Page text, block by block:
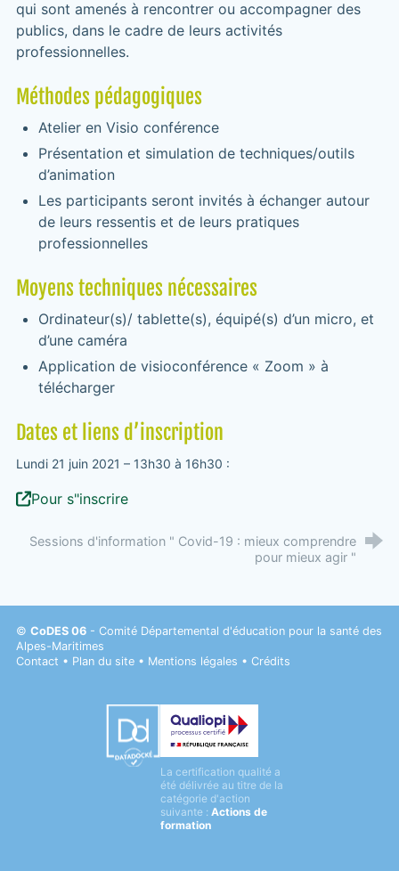
qui sont amenés à rencontrer ou accompagner des
publics, dans le cadre de leurs activités
professionnelles.
Méthodes pédagogiques
Atelier en Visio conférence
Présentation et simulation de techniques/outils
d’animation
Les participants seront invités à échanger autour
de leurs ressentis et de leurs pratiques
professionnelles
Moyens techniques nécessaires
Ordinateur(s)/ tablette(s), équipé(s) d’un micro, et
d’une caméra
Application de visioconférence « Zoom » à
télécharger
Dates et liens d’inscription
Lundi 21 juin 2021 – 13h30 à 16h30 :
Pour s"inscrire
Sessions d'information " Covid-19 : mieux comprendre
pour mieux agir "
© CoDES 06- Comité Départemental d'éducation pour la santé des
Alpes-Maritimes
Contact • Plan du site• Mentions légales • Crédits
Datadock
Qualiopi
La certification qualité a
été délivrée au titre de la
catégorie d'action
suivante : Actions de
formation